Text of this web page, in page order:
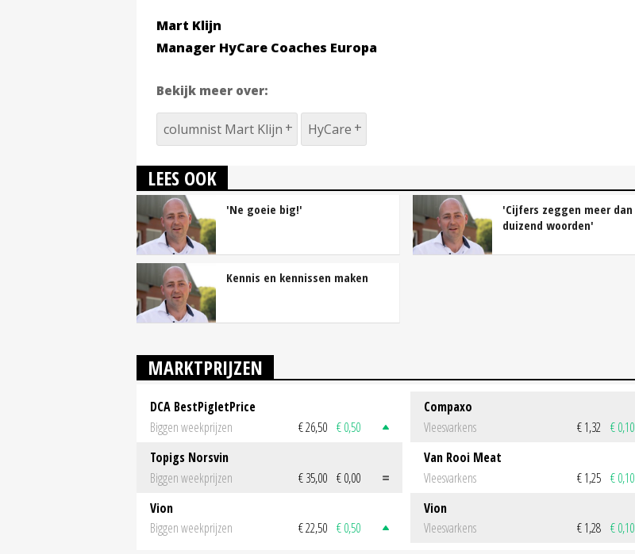
Mart Klijn
Manager HyCare Coaches Europa
Bekijk meer over:
columnist Mart Klijn HyCare
LEES OOK
'Ne goeie big!'
'Cijfers zeggen meer dan
duizend woorden'
Kennis en kennissen maken
MARKTPRIJZEN
DCA BestPigletPrice
Biggen weekprijzen
€ 26,50 € 0,50
Topigs Norsvin
Biggen weekprijzen
€ 35,00 € 0,00
Vion
Biggen weekprijzen
€ 22,50 € 0,50
Compaxo
Vleesvarkens
€ 1,32 € 0,10
Van Rooi Meat
Vleesvarkens
€ 1,25 € 0,10
Vion
Vleesvarkens
€ 1,28 € 0,10